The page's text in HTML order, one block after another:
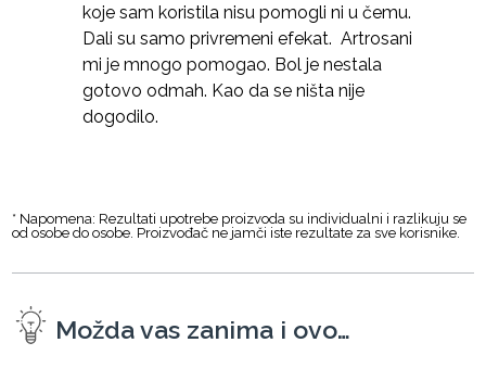
koje sam koristila nisu pomogli ni u čemu.
Dali su samo privremeni efekat. Artrosani
mi je mnogo pomogao. Bol je nestala
gotovo odmah. Kao da se ništa nije
dogodilo.
* Napomena: Rezultati upotrebe proizvoda su individualni i razlikuju se
od osobe do osobe. Proizvođač ne jamči iste rezultate za sve korisnike.
Možda vas zanima i ovo…